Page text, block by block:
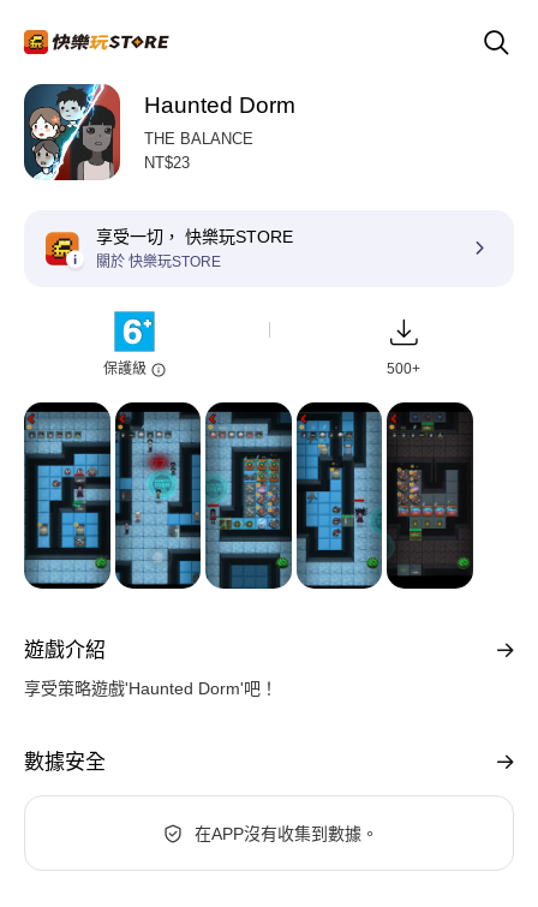
Haunted Dorm
THE BALANCE
NT$23
享受一切， 快樂玩STORE
關於 快樂玩STORE
保護級 500+
遊戲介紹
享受策略遊戲'Haunted Dorm'吧！
數據安全
在APP沒有收集到數據。